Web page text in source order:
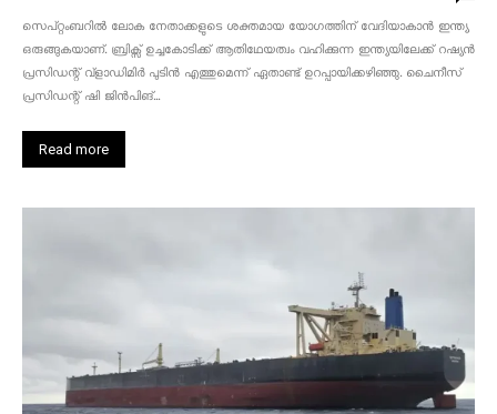
സെപ്റ്റംബറിൽ ലോക നേതാക്കളുടെ ശക്തമായ യോഗത്തിന് വേദിയാകാൻ ഇന്ത്യ
ഒരുങ്ങുകയാണ്. ബ്രിക്സ് ഉച്ചകോടിക്ക് ആതിഥേയത്വം വഹിക്കുന്ന ഇന്ത്യയിലേക്ക് റഷ്യൻ
പ്രസിഡന്റ് വ്‌ളാഡിമിർ പുടിൻ എത്തുമെന്ന് ഏതാണ്ട് ഉറപ്പായിക്കഴിഞ്ഞു. ചൈനീസ്
പ്രസിഡന്റ് ഷി ജിൻപിങ്...
Read more